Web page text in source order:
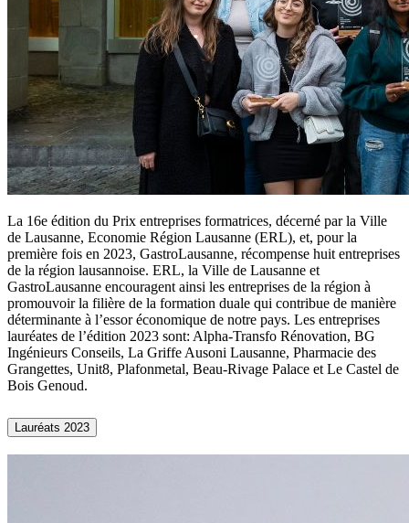
La 16e édition du Prix entreprises formatrices, décerné par la Ville
de Lausanne, Economie Région Lausanne (ERL), et, pour la
première fois en 2023, GastroLausanne, récompense huit entreprises
de la région lausannoise. ERL, la Ville de Lausanne et
GastroLausanne encouragent ainsi les entreprises de la région à
promouvoir la filière de la formation duale qui contribue de manière
déterminante à l’essor économique de notre pays. Les entreprises
lauréates de l’édition 2023 sont: Alpha-Transfo Rénovation, BG
Ingénieurs Conseils, La Griffe Ausoni Lausanne, Pharmacie des
Grangettes, Unit8, Plafonmetal, Beau-Rivage Palace et Le Castel de
Bois Genoud.
Lauréats 2023